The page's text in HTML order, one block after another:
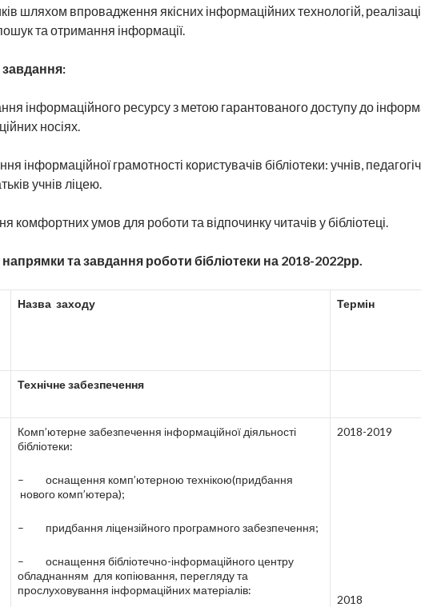
шляхом впровадження якісних інформаційних технологій,
та отримання інформації.
інформаційного ресурсу з метою гарантованого доступу до
носіях.
інформаційної грамотності користувачів бібліотеки: учнів,
учнів ліцею.
комфортних умов для роботи та відпочинку читачів у бібліотеці.
та завдання роботи бібліотеки на 2018-2022рр.
Назва заходу Термін
Технічне забезпечення
Комп’ютерне забезпечення інформаційної діяльності
бібліотеки:
– оснащення комп’ютерною технікою(придбання
нового комп’ютера);
– придбання ліцензійного програмного забезпечення;
– оснащення бібліотечно-інформаційного центру
обладнанням для копіювання, перегляду та
прослуховування інформаційних матеріалів:
2018-2019
2018